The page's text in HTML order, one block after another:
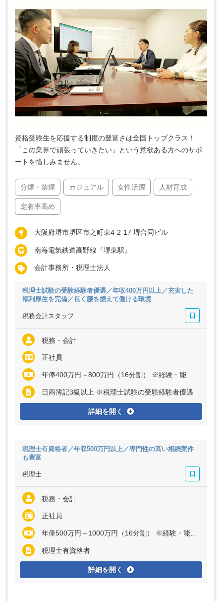
資格受験生を応援する制度の豊富さは全国トップクラス！
「この業界で頑張っていきたい」という意欲ある方へのサポ
ートを惜しみません。
分煙・禁煙 カジュアル 女性活躍 人材育成
定着率高め
大阪府堺市堺区市之町東4-2-17 堺合同ビル
南海電気鉄道高野線『堺東駅』
会計事務所・税理士法人
税理士試験の受験経験者優遇／年収400万円以上／充実した
福利厚生を完備／長く腰を据えて働ける環境
税務会計スタッフ
税務・会計
正社員
年俸400万円～800万円（16分割） ※経験・能力など考慮の上、決定いたします ※残業代は全額支給
日商簿記3級以上 ※税理士試験の受験経験者優遇
詳細を開く
税理士有資格者／年収500万円以上／専門性の高い相続案件
も豊富
税理士
税務・会計
正社員
年俸500万円～1000万円（16分割） ※経験・能力など考慮の上、決定いたします ※残業代は全額支給
税理士有資格者
詳細を開く